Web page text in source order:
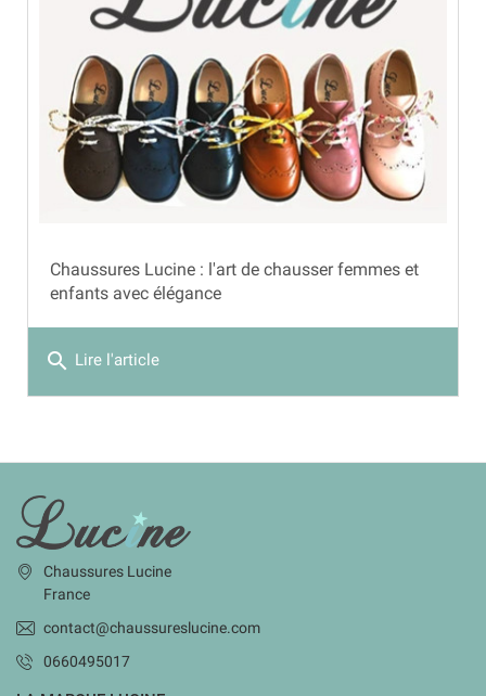
Chaussures Lucine : l'art de chausser femmes et
enfants avec élégance
search Lire l'article
INFORMATIONS
Chaussures Lucine
France
contact@chaussureslucine.com
0660495017